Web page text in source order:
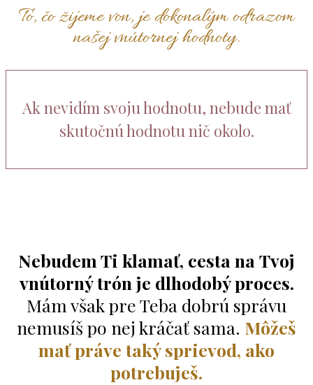
To, čo žijeme von, je dokonalým odrazom
našej vnútornej hodnoty.
Ak nevidím svoju hodnotu, nebude mať
skutočnú hodnotu nič okolo.
Nebudem Ti klamať, cesta na Tvoj
vnútorný trón je dlhodobý proces.
Mám však pre Teba dobrú správu
nemusíš po nej kráčať sama. Môžeš
mať práve taký sprievod, ako
potrebuješ.